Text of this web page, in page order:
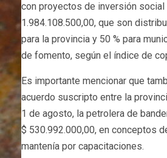
con proyectos de inversión social
1.984.108.500,00, que son
para la provincia y 50 % para
de fomento, según el índice de
Es importante mencionar que
acuerdo suscripto entre la
1 de agosto, la petrolera de
$ 530.992.000,00, en conceptos
mantenía por capacitaciones.